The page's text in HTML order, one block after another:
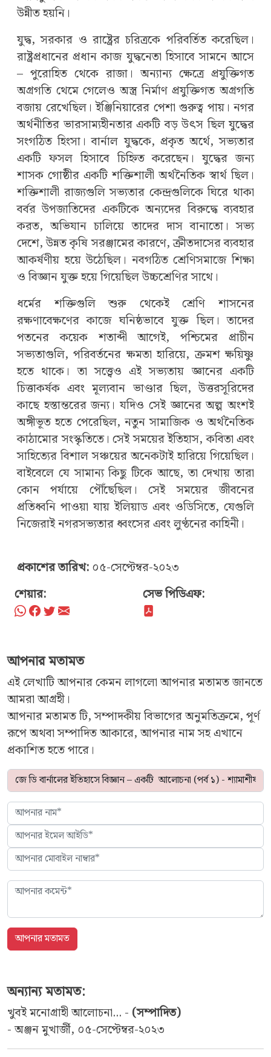
উন্নীত হয়নি।
যুদ্ধ, সরকার ও রাষ্ট্রের চরিত্রকে পরিবর্তিত করেছিল।
রাষ্ট্রপ্রধানের প্রধান কাজ যুদ্ধনেতা হিসাবে সামনে আসে
– পুরোহিত থেকে রাজা। অন্যান্য ক্ষেত্রে প্রযুক্তিগত
অগ্রগতি থেমে গেলেও অস্ত্র নির্মাণ প্রযুক্তিগত অগ্রগতি
বজায় রেখেছিল। ইঞ্জিনিয়ারের পেশা গুরুত্ব পায়। নগর
অর্থনীতির ভারসাম্যহীনতার একটি বড় উৎস ছিল যুদ্ধের
সংগঠিত হিংসা। বার্নাল যুদ্ধকে, প্রকৃত অর্থে, সভ্যতার
একটি ফসল হিসাবে চিহ্নিত করেছেন। যুদ্ধের জন্য
শাসক গোষ্ঠীর একটি শক্তিশালী অর্থনৈতিক স্বার্থ ছিল।
শক্তিশালী রাজ্যগুলি সভ্যতার কেন্দ্রগুলিকে ঘিরে থাকা
বর্বর উপজাতিদের একটিকে অন্যদের বিরুদ্ধে ব্যবহার
করত, অভিযান চালিয়ে তাদের দাস বানাতো। সভ্য
দেশে, উন্নত কৃষি সরঞ্জামের কারণে, ক্রীতদাসের ব্যবহার
আকর্ষণীয় হয়ে উঠেছিল। নবগঠিত শ্রেণিসমাজে শিক্ষা
ও বিজ্ঞান যুক্ত হয়ে গিয়েছিল উচ্চশ্রেণির সাথে।
ধর্মের শক্তিগুলি শুরু থেকেই শ্রেণি শাসনের
রক্ষণাবেক্ষণের কাজে ঘনিষ্ঠভাবে যুক্ত ছিল। তাদের
পতনের কয়েক শতাব্দী আগেই, পশ্চিমের প্রাচীন
সভ্যতাগুলি, পরিবর্তনের ক্ষমতা হারিয়ে, ক্রমশ ক্ষয়িষ্ণু
হতে থাকে। তা সত্ত্বেও এই সভ্যতায় জ্ঞানের একটি
চিত্তাকর্ষক এবং মূল্যবান ভাণ্ডার ছিল, উত্তরসূরিদের
কাছে হস্তান্তরের জন্য। যদিও সেই জ্ঞানের অল্প অংশই
অঙ্গীভূত হতে পেরেছিল, নতুন সামাজিক ও অর্থনৈতিক
কাঠামোর সংস্কৃতিতে। সেই সময়ের ইতিহাস, কবিতা এবং
সাহিত্যের বিশাল সঞ্চয়ের অনেকটাই হারিয়ে গিয়েছিল।
বাইবেলে যে সামান্য কিছু টিকে আছে, তা দেখায় তারা
কোন পর্যায়ে পৌঁছেছিল। সেই সময়ের জীবনের
প্রতিধ্বনি পাওয়া যায় ইলিয়াড এবং ওডিসিতে, যেগুলি
নিজেরাই নগরসভ্যতার ধ্বংসের এবং লুণ্ঠনের কাহিনী।
প্রকাশের তারিখ:০৫-সেপ্টেম্বর-২০২৩
শেয়ার:
সেভ পিডিএফ:
আপনার মতামত
এই লেখাটি আপনার কেমন লাগলো আপনার মতামত জানতে
আমরা আগ্রহী।
আপনার মতামত টি, সম্পাদকীয় বিভাগের অনুমতিক্রমে, পূর্ণ
রূপে অথবা সম্পাদিত আকারে, আপনার নাম সহ এখানে
প্রকাশিত হতে পারে।
অন্যান্য মতামত:
খুবই মনোগ্রাহী আলোচনা... - (সম্পাদিত)
- অঞ্জন মুখার্জী, ০৫-সেপ্টেম্বর-২০২৩